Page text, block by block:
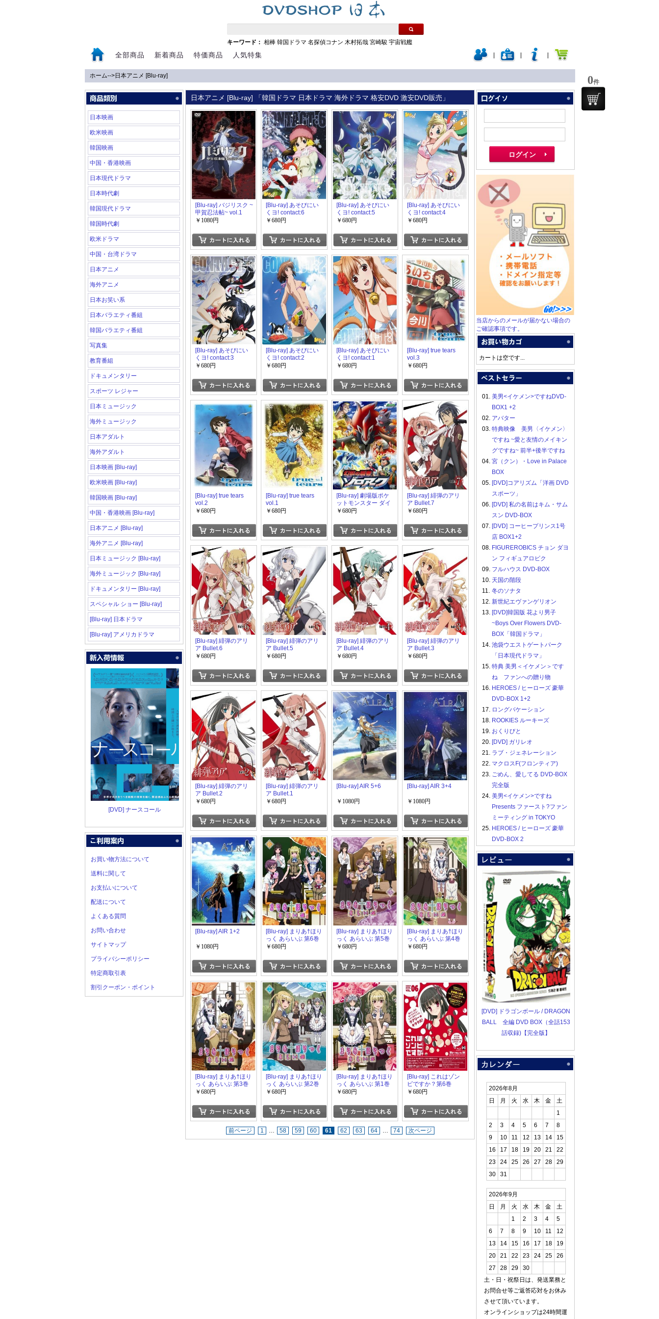
キーワード： 相棒 韓国ドラマ 名探偵コナン 木村拓哉 宮崎駿 宇宙戦艦
全部商品 新着商品 特価商品 人気特集
ホーム-->日本アニメ [Blu-ray]
日本映画
欧米映画
韓国映画
中国・香港映画
日本現代ドラマ
日本時代劇
韓国現代ドラマ
韓国時代劇
欧米ドラマ
中国・台湾ドラマ
日本アニメ
海外アニメ
日本お笑い系
日本バラエティ番組
韓国バラエティ番組
写真集
教育番組
ドキュメンタリー
スポーツ レジャー
日本ミュージック
海外ミュージック
日本アダルト
海外アダルト
日本映画 [Blu-ray]
欧米映画 [Blu-ray]
韓国映画 [Blu-ray]
中国・香港映画 [Blu-ray]
日本アニメ [Blu-ray]
海外アニメ [Blu-ray]
日本ミュージック [Blu-ray]
海外ミュージック [Blu-ray]
ドキュメンタリー [Blu-ray]
スペシャル ショー [Blu-ray]
[Blu-ray] 日本ドラマ
[Blu-ray] アメリカドラマ
[DVD] ナースコール
お買い物方法について
送料に関して
お支払いについて
配送について
よくある質問
お問い合わせ
サイトマップ
プライバシーポリシー
特定商取引表
割引クーポン・ポイント
日本アニメ [Blu-ray] 「韓国ドラマ 日本ドラマ 海外ドラマ 格安DVD 激安DVD販売」
[Blu-ray] バジリスク ~
甲賀忍法帖~ vol.1
￥1080円
[Blu-ray] あそびにい
くヨ! contact:6
￥680円
[Blu-ray] あそびにい
くヨ! contact:5
￥680円
[Blu-ray] あそびにい
くヨ! contact:4
￥680円
[Blu-ray] あそびにい
くヨ! contact:3
￥680円
[Blu-ray] あそびにい
くヨ! contact:2
￥680円
[Blu-ray] あそびにい
くヨ! contact:1
￥680円
[Blu-ray] true tears
vol.3
￥680円
[Blu-ray] true tears
vol.2
￥680円
[Blu-ray] true tears
vol.1
￥680円
[Blu-ray] 劇場版ポケ
ットモンスター ダイ
ヤモンド・パール
ク
￥680円
[Blu-ray] 緋弾のアリ
ア Bullet.7
￥680円
[Blu-ray] 緋弾のアリ
ア Bullet.6
￥680円
[Blu-ray] 緋弾のアリ
ア Bullet.5
￥680円
[Blu-ray] 緋弾のアリ
ア Bullet.4
￥680円
[Blu-ray] 緋弾のアリ
ア Bullet.3
￥680円
[Blu-ray] 緋弾のアリ
ア Bullet.2
￥680円
[Blu-ray] 緋弾のアリ
ア Bullet.1
￥680円
[Blu-ray] AIR 5+6
￥1080円
[Blu-ray] AIR 3+4
￥1080円
[Blu-ray] AIR 1+2
￥1080円
[Blu-ray] まりあ†ほり
っく あらいぶ 第6巻
￥680円
[Blu-ray] まりあ†ほり
っく あらいぶ 第5巻
￥680円
[Blu-ray] まりあ†ほり
っく あらいぶ 第4巻
￥680円
[Blu-ray] まりあ†ほり
っく あらいぶ 第3巻
￥680円
[Blu-ray] まりあ†ほり
っく あらいぶ 第2巻
￥680円
[Blu-ray] まりあ†ほり
っく あらいぶ 第1巻
￥680円
[Blu-ray] これはゾン
ビですか？第6巻
￥680円
前ページ 1 … 58 59 60 61 62 63 64 … 74 次ページ
当店からのメールが届かない場合の
ご確認事項です。
カートは空です...
01. 美男<イケメン>ですねDVD-
BOX1 +2
02. アバター
03. 特典映像 美男〈イケメン〉
ですね ~愛と友情のメイキン
グですね~ 前半+後半ですね
04. 宮（クン）・Love in Palace
BOX
05. [DVD]コアリズム「洋画 DVD
スポーツ」
06. [DVD] 私の名前はキム・サム
スン DVD-BOX
07. [DVD] コーヒープリンス1号
店 BOX1+2
08. FIGUREROBICS チョン ダヨ
ン フィギュアロビク
09. フルハウス DVD-BOX
10. 天国の階段
11. 冬のソナタ
12. 新世紀エヴァンゲリオン
13. [DVD]韓国版 花より男子
~Boys Over Flowers DVD-
BOX「韓国ドラマ」
14. 池袋ウエストゲートパーク
「日本現代ドラマ」
15. 特典 美男＜イケメン＞です
ね ファンへの贈り物
16. HEROES / ヒーローズ 豪華
DVD-BOX 1+2
17. ロングバケーション
18. ROOKIES ルーキーズ
19. おくりびと
20. [DVD] ガリレオ
21. ラブ・ジェネレーション
22. マクロスF(フロンティア)
23. ごめん、愛してる DVD-BOX
完全版
24. 美男<イケメン>ですね
Presents ファースト?ファン
ミーティング in TOKYO
25. HEROES / ヒーローズ 豪華
DVD-BOX 2
[DVD] ドラゴンボール / DRAGON
BALL 全編 DVD BOX（全話153
話収録)【完全版】
2026年8月
日
月 火 水 木 金
土
1
2
3 4 5 6 7
8
9
10 11 12 13 14
15
16
17 18 19 20 21
22
23
24 25 26 27 28
29
30
31
2026年9月
日
月 火 水 木 金
土
1
2 3 4
5
6
7 8 9 10 11
12
13
14 15 16 17 18
19
20
21 22 23 24 25
26
27
28 29
30
土・日・祝祭日は、発送業務と
お問合せ等ご返答応対をお休み
させて頂いています。
オンラインショップは24時間運
0件
0